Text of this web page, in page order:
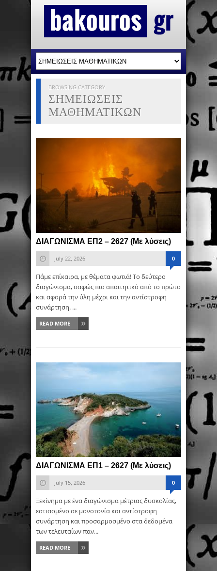
BROWSING CATEGORY
ΣΗΜΕΙΩΣΕΙΣ
ΜΑΘΗΜΑΤΙΚΩΝ
ΔΙΑΓΩΝΙΣΜΑ ΕΠ2 – 2627 (Με λύσεις)
July 22, 2026 0
Πάμε επίκαιρα, με θέματα φωτιά! Το δεύτερο
διαγώνισμα, σαφώς πιο απαιτητικό από το πρώτο
και αφορά την ύλη μέχρι και την αντίστροφη
συνάρτηση. ...
READ MORE
ΔΙΑΓΩΝΙΣΜΑ ΕΠ1 – 2627 (Με λύσεις)
July 15, 2026 0
Ξεκίνημα με ένα διαγώνισμα μέτριας δυσκολίας,
εστιασμένο σε μονοτονία και αντίστροφη
συνάρτηση και προσαρμοσμένο στα δεδομένα
των τελευταίων παν...
READ MORE